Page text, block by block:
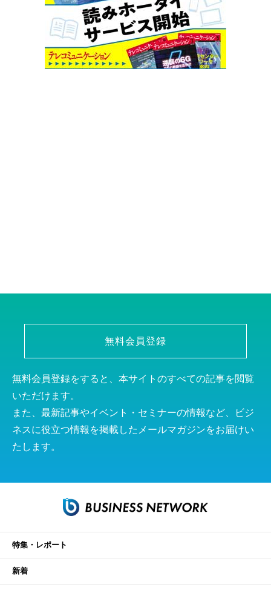
無料会員登録
無料会員登録をすると、本サイトのすべての記事を閲覧
いただけます。
また、最新記事やイベント・セミナーの情報など、ビジ
ネスに役立つ情報を掲載したメールマガジンをお届けい
たします。
特集・レポート
新着